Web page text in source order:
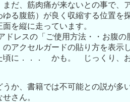
まだ、筋肉痛が来ないとの事で、
る腹筋）が良く収縮する位置を
を縦に走っています。
ドレスの「ご使用方法・・お腹
アクセルガードの貼り方を表示
頃に．．． かも。 じっくり、お
か、書籍では不可能との説が多
さん。